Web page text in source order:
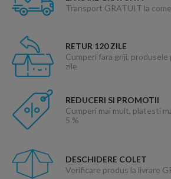
Transport GRATUIT la
RETUR 120 ZILE
Cumperi fara griji,
zile
REDUCERI SI PROMOTII
Cumperi mai mult, platesti
5 %
DESCHIDERE COLET
Verificare produs la livrare